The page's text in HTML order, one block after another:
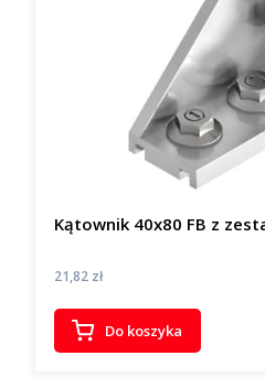
Kątownik 40x80 FB z
Cena
21,82 zł
Do koszyka